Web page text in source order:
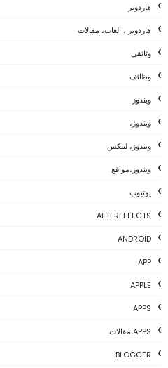
هاردوير
هاردوير ، العاب، مقالات
وثائقي
وظائف
ويندوز
ويندوز،
ويندوز، لينكس
ويندوز،مواقع
يوتيوب
AFTEREFFECTS
ANDROID
APP
APPLE
APPS
APPS مقالات
BLOGGER